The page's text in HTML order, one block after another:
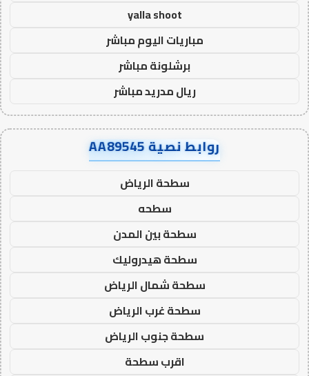
yalla shoot
مباريات اليوم مباشر
برشلونة مباشر
ريال مدريد مباشر
روابط نصية AA89545
سطحة الرياض
سطحه
سطحة بين المدن
سطحة هيدروليك
سطحة شمال الرياض
سطحة غرب الرياض
سطحة جنوب الرياض
اقرب سطحة